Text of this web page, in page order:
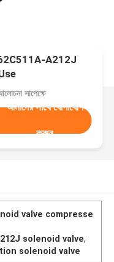
A212J
সাপেক্ষে
আমাদের সাথে যোগাযোগ
করুন
valve compresse
solenoid valve,
solenoid valve